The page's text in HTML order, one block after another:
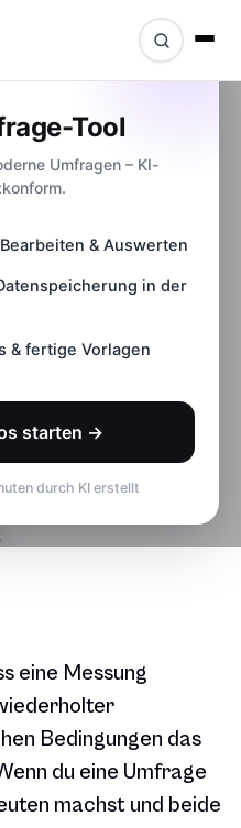
Tool
Umfragen – KI-
& Auswerten
in der
& fertige Vorlagen
starten →
durch KI erstellt
+
eine Messung
Bedingungen das
du eine Umfrage
machst und beide